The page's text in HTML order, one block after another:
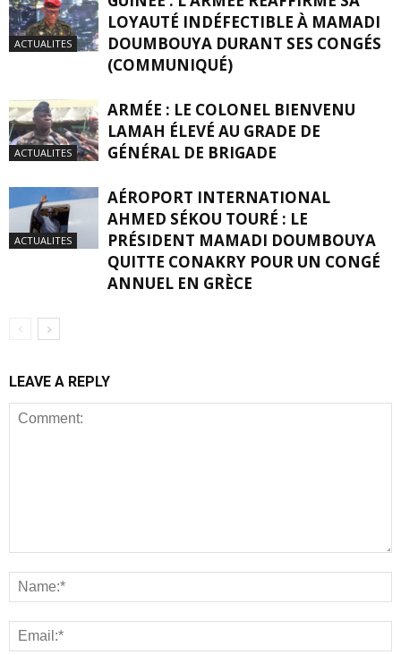
ACTUALITES
LOYAUTÉ INDÉFECTIBLE À MAMADI
DOUMBOUYA DURANT SES CONGÉS
(COMMUNIQUÉ)
ACTUALITES
ARMÉE : LE COLONEL BIENVENU
LAMAH ÉLEVÉ AU GRADE DE
GÉNÉRAL DE BRIGADE
ACTUALITES
AÉROPORT INTERNATIONAL
AHMED SÉKOU TOURÉ : LE
PRÉSIDENT MAMADI DOUMBOUYA
QUITTE CONAKRY POUR UN CONGÉ
ANNUEL EN GRÈCE
LEAVE A REPLY